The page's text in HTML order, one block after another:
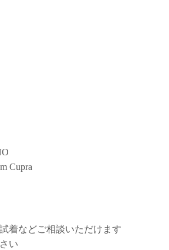
Cupra
着などご相談いただけます
い